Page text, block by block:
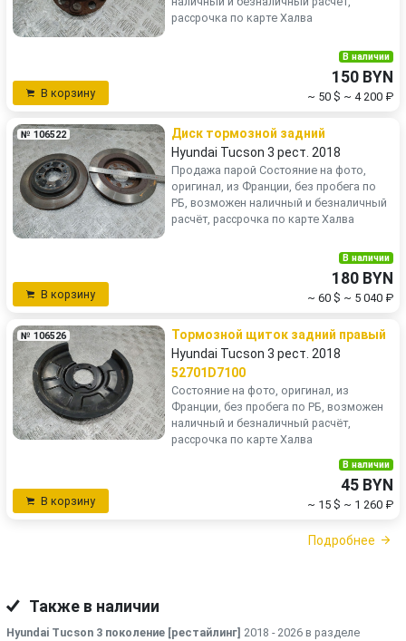
рассрочка по карте Халва
В корзину
В наличии
150 BYN
~ 50 $ ~ 4 200 ₽
№ 106522
Диск тормозной задний
Hyundai Tucson 3 рест. 2018
Продажа парой Состояние на фото,
оригинал, из Франции, без пробега по
РБ, возможен наличный и безналичный
расчёт, рассрочка по карте Халва
В корзину
В наличии
180 BYN
~ 60 $ ~ 5 040 ₽
№ 106526
Тормозной щиток задний правый
Hyundai Tucson 3 рест. 2018
52701D7100
Состояние на фото, оригинал, из
Франции, без пробега по РБ, возможен
наличный и безналичный расчёт,
рассрочка по карте Халва
В корзину
В наличии
45 BYN
~ 15 $ ~ 1 260 ₽
Подробнее
Также в наличии
Hyundai Tucson 3 поколение [рестайлинг] 2018 - 2026 в разделе